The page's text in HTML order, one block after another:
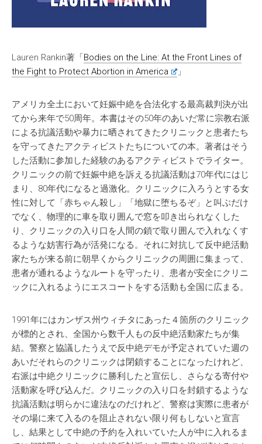
Lauren Rankin著「Bodies on the Line: At the Front Lines of
the Fight to Protect Abortion in America
」
アメリカ全土において妊娠中絶を合法化する最高裁判決が出
てから来年で50周年。本書はその50年のあいだ常に宗教右派
による抗議活動や暴力に晒されてきたクリニックと患者たち
を守ってきたアクティビストたちについての本。著者はそう
した活動に参加した経験のあるアクティビストでライター。
クリニックの前で妊娠中絶を訴える抗議活動は70年代にはじ
まり、80年代になると過激化。クリニックに入ろうとする女
性に対して「赤ちゃん殺し」「地獄に堕ちるぞ」と叫ぶだけ
でなく、物理的に車を取り囲んで窓を叩き出られなくした
り、クリニックの入り口を人間の鎖で取り囲んで入れなくす
るような妨害行為が活発になる。それに対抗して反中絶活動
家たちが来る前に朝早くからクリニックの周囲に集まって、
患者が通れるようなルートを守ったり、患者が安全にクリニ
ックに入れるようにエスコートをする活動も全国に広まる。
1991年にはカンザス州ウィチタにあった４箇所のクリニック
が標的とされ、全国から数千人もの反中絶活動家たちが集
結。警察と協議したうえで反中絶デモが予定されていた週の
あいだそれらのクリニックは閉鎖することになったけれど、
右派は中絶クリニックに勝利したと宣伝し、さらなる寄付や
活動家を呼び込んだ。クリニックの入り口を封鎖するような
抗議活動は明らかに違法なのだけれど、警察は実際に患者が
その場に来て入るのを阻止されない限り何もしないと宣言
し、結果として中絶の予約を入れいていた人が中に入れるま